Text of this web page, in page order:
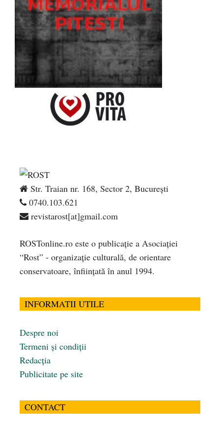
Str. Traian nr. 168, Sector 2, București
0740.103.621
revistarost[at]gmail.com
ROSTonline.ro este o publicaţie a Asociaţiei
“Rost” - organizaţie culturală, de orientare
conservatoare, înfiinţată în anul 1994.
INFORMATII UTILE
Despre noi
Termeni și condiții
Redacția
Publicitate pe site
CONTACT